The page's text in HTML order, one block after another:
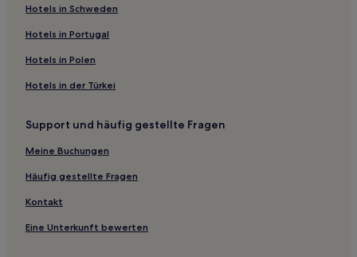
Hotels mit Parkplatz in Perlach
Familien in Schwanthalerhöhe
Business in Schwanthalerhöhe
Hotels mit Fitnessbereich in Schwanthalerhöhe
Lgbtqia-Freundliche nahe Leopoldstraße
Boutique- nahe Leopoldstraße
Familien nahe Leopoldstraße
Haustierfreundliche in Feldkirchen
Familien in Feldkirchen
Hotels in Schweden
Hotels in Portugal
Hotels in Polen
Hotels in der Türkei
Support und häufig gestellte Fragen
Meine Buchungen
Häufig gestellte Fragen
Kontakt
Eine Unterkunft bewerten